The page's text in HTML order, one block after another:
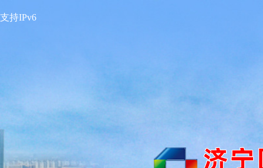
支持IPv6